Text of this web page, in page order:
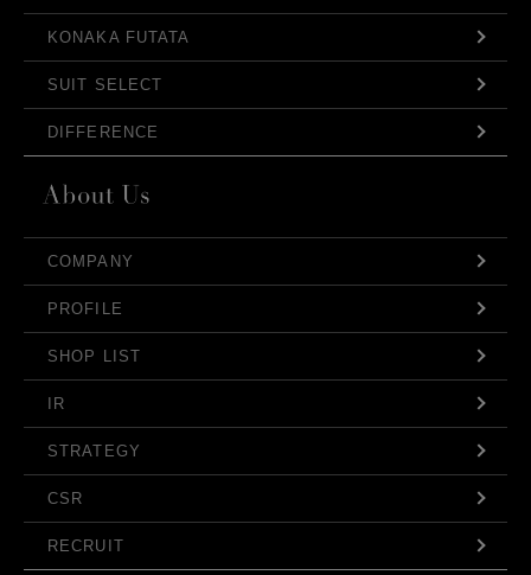
KONAKA FUTATA
SUIT SELECT
DIFFERENCE
COMPANY
PROFILE
SHOP LIST
IR
STRATEGY
CSR
RECRUIT